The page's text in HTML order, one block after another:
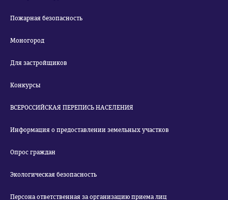
Пожарная безопасность
Моногород
Для застройщиков
Конкурсы
ВСЕРОССИЙСКАЯ ПЕРЕПИСЬ НАСЕЛЕНИЯ
Информация о предоставлении земельных участков
Опрос граждан
Экологическая безопасность
Персона ответственная за организацию приема лиц